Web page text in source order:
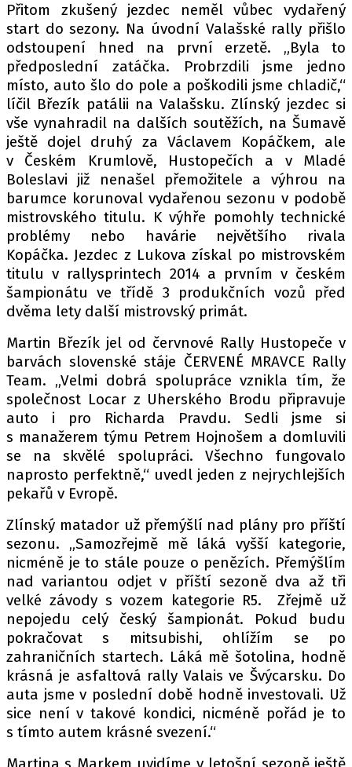
Přitom zkušený jezdec neměl vůbec vydařený
start do sezony. Na úvodní Valašské rally přišlo
odstoupení hned na první erzetě. „Byla to
předposlední zatáčka. Probrzdili jsme jedno
místo, auto šlo do pole a poškodili jsme chladič,“
líčil Březík patálii na Valašsku. Zlínský jezdec si
vše vynahradil na dalších soutěžích, na Šumavě
ještě dojel druhý za Václavem Kopáčkem, ale
v Českém Krumlově, Hustopečích a v Mladé
Boleslavi již nenašel přemožitele a výhrou na
barumce korunoval vydařenou sezonu v podobě
mistrovského titulu. K výhře pomohly technické
problémy nebo havárie největšího rivala
Kopáčka. Jezdec z Lukova získal po mistrovském
titulu v rallysprintech 2014 a prvním v českém
šampionátu ve třídě 3 produkčních vozů před
dvěma lety další mistrovský primát.
Martin Březík jel od červnové Rally Hustopeče v
barvách slovenské stáje ČERVENÉ MRAVCE Rally
Team. „Velmi dobrá spolupráce vznikla tím, že
společnost Locar z Uherského Brodu připravuje
auto i pro Richarda Pravdu. Sedli jsme si
s manažerem týmu Petrem Hojnošem a domluvili
se na skvělé spolupráci. Všechno fungovalo
naprosto perfektně,“ uvedl jeden z nejrychlejších
pekařů v Evropě.
Zlínský matador už přemýšlí nad plány pro příští
sezonu. „Samozřejmě mě láká vyšší kategorie,
nicméně je to stále pouze o penězích. Přemýšlím
nad variantou odjet v příští sezoně dva až tři
velké závody s vozem kategorie R5. Zřejmě už
nepojedu celý český šampionát. Pokud budu
pokračovat s mitsubishi, ohlížím se po
zahraničních startech. Láká mě šotolina, hodně
krásná je asfaltová rally Valais ve Švýcarsku. Do
auta jsme v poslední době hodně investovali. Už
sice není v takové kondici, nicméně pořád je to
s tímto autem krásné svezení.“